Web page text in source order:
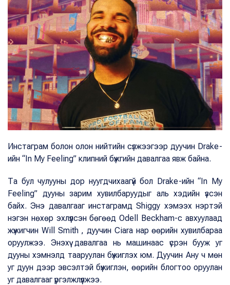
Инстаграм болон олон нийтийн сүлжээгээр дуучин Drake-
ийн “In My Feeling” клипний бүжгийн давалгаа явж байна.
Та бул чулууны дор нуугдчихаагүй бол Drake-ийн “In My
Feeling” дууны зарим хувилбаруудыг аль хэдийн үзсэн
байх. Энэ давалгааг инстаграмд Shiggy хэмээх нэртэй
нэгэн нөхөр эхлүүлсэн бөгөөд Оdell Beckham-с авхуулаад
жүжигчин Will Smith , дуучин Ciara нар өөрийн хувилбараа
оруулжээ. Энэхүү давалгаа нь машинаас үсрэн бууж уг
дууны хэмнэлд тааруулан бүжиглэх юм. Дуучин Ану ч мөн
уг дуун дээр эвсэлтэй бүжиглэн, өөрийн блогтоо оруулан
уг давалгааг үргэлжлүүлжээ.